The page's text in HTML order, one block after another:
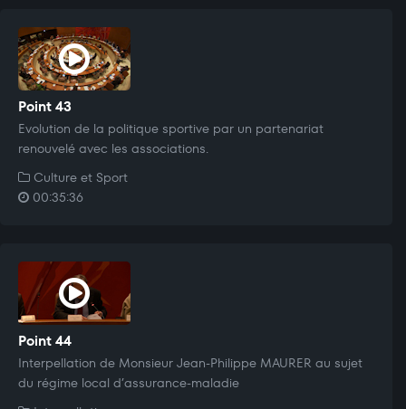
Point 43
Evolution de la politique sportive par un partenariat
renouvelé avec les associations.
Culture et Sport
00:35:36
Point 44
Interpellation de Monsieur Jean-Philippe MAURER au sujet
du régime local d’assurance-maladie